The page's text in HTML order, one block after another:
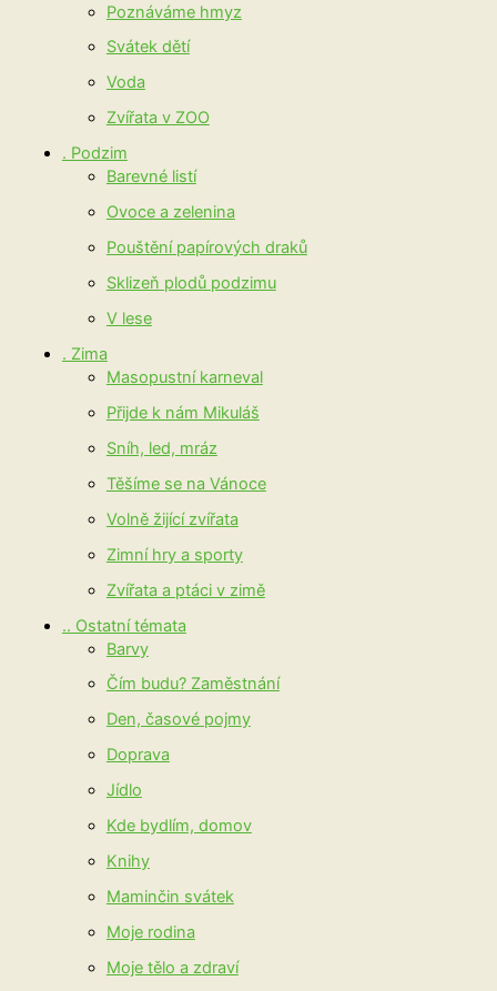
Poznáváme hmyz
Svátek dětí
Voda
Zvířata v ZOO
. Podzim
Barevné listí
Ovoce a zelenina
Pouštění papírových draků
Sklizeň plodů podzimu
V lese
. Zima
Masopustní karneval
Přijde k nám Mikuláš
Sníh, led, mráz
Těšíme se na Vánoce
Volně žijící zvířata
Zimní hry a sporty
Zvířata a ptáci v zimě
.. Ostatní témata
Barvy
Čím budu? Zaměstnání
Den, časové pojmy
Doprava
Jídlo
Kde bydlím, domov
Knihy
Maminčin svátek
Moje rodina
Moje tělo a zdraví